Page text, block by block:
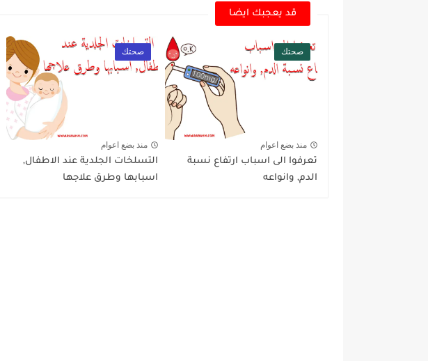
قد يعجبك ايضا
صحتك
منذ بضع اعوام
تعرفوا الى اسباب ارتفاع نسبة
الدم, وانواعه
صحتك
منذ بضع اعوام
التسلخات الجلدية عند الاطفال,
اسبابها وطرق علاجها